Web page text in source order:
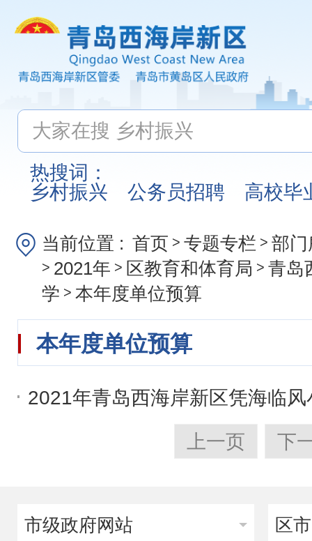
热搜词：
乡村振兴
公务员招聘 高校毕
当前位置 : 首页 > 专题专栏 > 部
> 2021年 > 区教育和体育局 > 青岛
学 > 本年度单位预算
本年度单位预算
2021年青岛西海岸新区凭海临
上一页 下
市级政府网站 区